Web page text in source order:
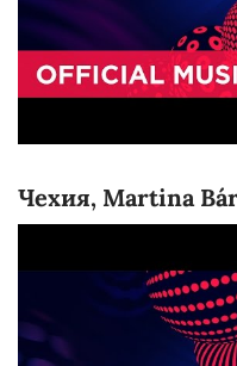
Чехия, Martina